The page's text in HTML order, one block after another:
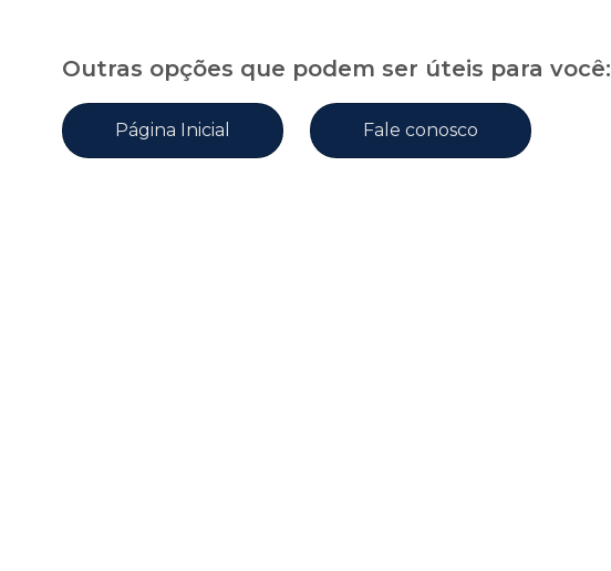
Outras opções que podem ser úteis para você:
Página Inicial Fale conosco